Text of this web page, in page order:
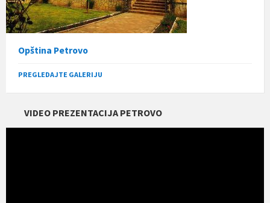
Opština Petrovo
PREGLEDAJTE GALERIJU
VIDEO PREZENTACIJA PETROVO